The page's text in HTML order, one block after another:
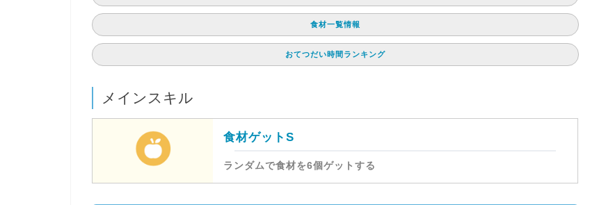
食材一覧情報
おてつだい時間ランキング
メインスキル
食材ゲットS
ランダムで食材を6個ゲットする